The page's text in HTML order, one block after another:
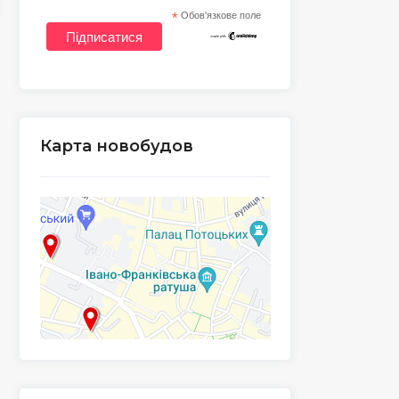
* Обов'язкове поле
Карта новобудов